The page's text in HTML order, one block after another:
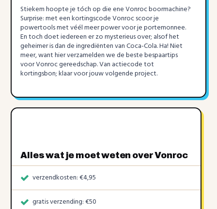
Stiekem hoopte je tóch op die ene Vonroc boormachine?
Surprise: met een kortingscode Vonroc scoor je
powertools met véél meer power voor je portemonnee.
En toch doet iedereen er zo mysterieus over; alsof het
geheimer is dan de ingrediënten van Coca-Cola. Ha! Niet
meer, want hier verzamelden we de beste bespaartips
voor Vonroc gereedschap. Van actiecode tot
kortingsbon; klaar voor jouw volgende project.
Alles wat je moet weten over Vonroc
verzendkosten: €4,95
gratis verzending: €50